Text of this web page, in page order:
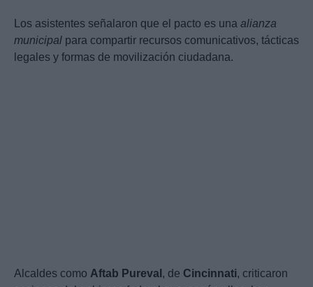
Los asistentes señalaron que el pacto es una alianza
municipal para compartir recursos comunicativos, tácticas
legales y formas de movilización ciudadana.
Alcaldes como Aftab Pureval , de Cincinnati, criticaron